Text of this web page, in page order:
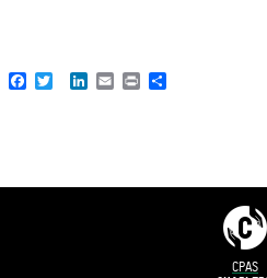
Facebook
TwitterLinkedIn
EmailPrint
CPAS